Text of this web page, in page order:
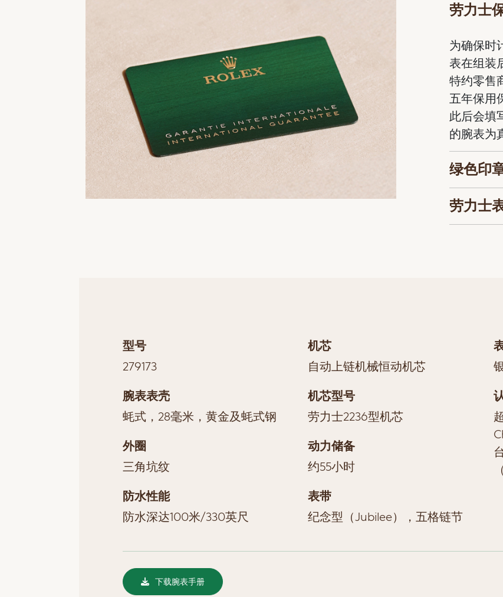
劳力士
为确保时
表在组装
特约零售
五年保用
此后会填
的腕表为
绿色印
劳力士
型号
279173
腕表表壳
蚝式，28毫米，黄金及蚝式钢
外圈
三角坑纹
防水性能
防水深达100米/330英尺
机芯
自动上链机械恒动机芯
机芯型号
劳力士2236型机芯
动力储备
约55小时
表带
纪念型（Jubilee），五格链节
下载腕表手册